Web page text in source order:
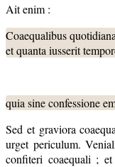
Ait enim :
Coaequalibus
et quanta iusserit
quia sine confessione
Sed et graviora
urget periculum.
confiteri coaequali ;